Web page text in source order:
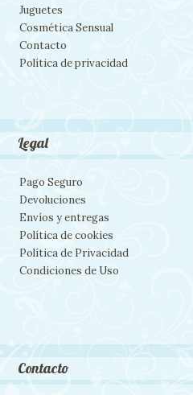
Juguetes
Cosmética Sensual
Contacto
Política de privacidad
Legal
Pago Seguro
Devoluciones
Envíos y entregas
Política de cookies
Política de Privacidad
Condiciones de Uso
Contacto